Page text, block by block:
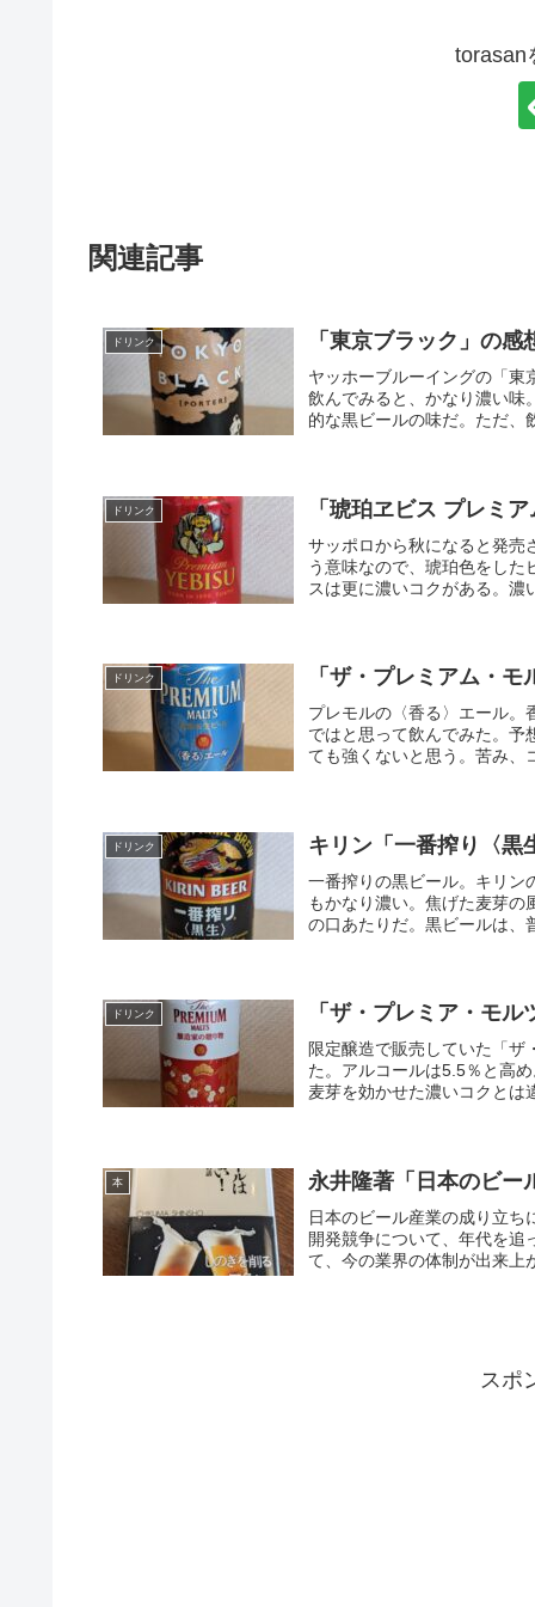
torasan
関連記事
ドリンク 「東京ブラック」の
ヤッホーブルーイングの「東
飲んでみると、かなり濃い味
的な黒ビールの味だ。ただ、
ドリンク 「琥珀ヱビス プレミ
サッポロから秋になると発売
う意味なので、琥珀色をし
スは更に濃いコクがある。
ドリンク 「ザ・プレミアム・
プレモルの〈香る〉エール。
ではと思って飲んでみた。予
ても強くないと思う。苦み、
ドリンク キリン「一番搾り〈黒
一番搾りの黒ビール。キリン
もかなり濃い。焦げた麦芽
の口あたりだ。黒ビールは、
ドリンク 「ザ・プレミア・モ
限定醸造で販売していた「
た。アルコールは5.5％と高
麦芽を効かせた濃いコクとは
本 永井隆著「日本のビー
日本のビール産業の成り立
開発競争について、年代を
て、今の業界の体制が出来上
スポ